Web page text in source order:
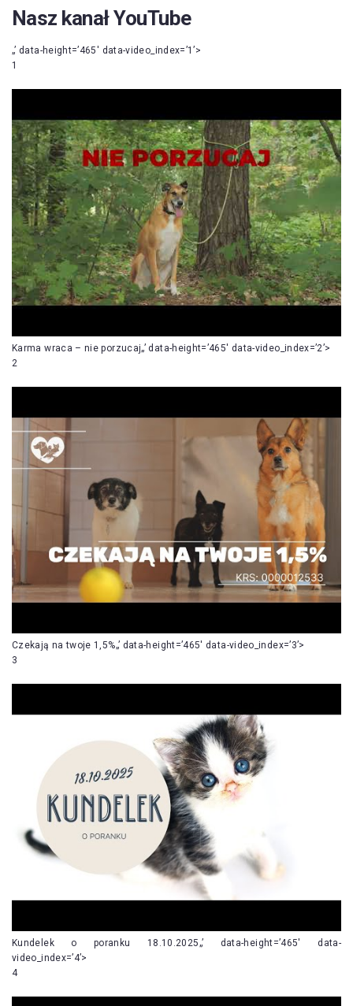
Nasz kanał YouTube
„’ data-height=’465′ data-video_index=’1’>
1
Karma wraca – nie porzucaj„’ data-height=’465′ data-video_index=’2’>
2
Czekają na twoje 1,5%„’ data-height=’465′ data-video_index=’3’>
3
Kundelek o poranku 18.10.2025„’ data-height=’465′ data-
video_index=’4’>
4